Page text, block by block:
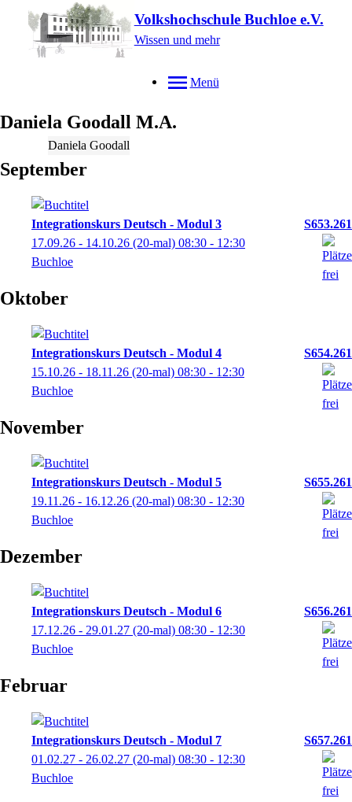
Volkshochschule Buchloe e.V.
Wissen und mehr
Menü
Daniela Goodall M.A.
Daniela Goodall
September
Integrationskurs Deutsch - Modul 3
S653.261
17.09.26 - 14.10.26 (20-mal) 08:30 - 12:30
Buchloe
Oktober
Integrationskurs Deutsch - Modul 4
S654.261
15.10.26 - 18.11.26 (20-mal) 08:30 - 12:30
Buchloe
November
Integrationskurs Deutsch - Modul 5
S655.261
19.11.26 - 16.12.26 (20-mal) 08:30 - 12:30
Buchloe
Dezember
Integrationskurs Deutsch - Modul 6
S656.261
17.12.26 - 29.01.27 (20-mal) 08:30 - 12:30
Buchloe
Februar
Integrationskurs Deutsch - Modul 7
S657.261
01.02.27 - 26.02.27 (20-mal) 08:30 - 12:30
Buchloe